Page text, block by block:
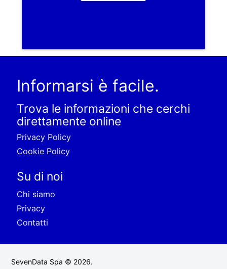
Informarsi è facile.
Trova le informazioni che cerchi
direttamente online
Privacy Policy
Cookie Policy
Su di noi
Chi siamo
Privacy
Contatti
SevenData Spa © 2026.